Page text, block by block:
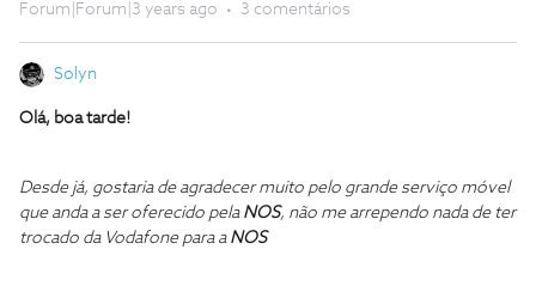
Forum|Forum|3 years ago 3 comentários
Solyn
Olá, boa tarde!
Desde já, gostaria de agradecer muito pelo grande serviço móvel
que anda a ser oferecido pela NOS, não me arrependo nada de ter
trocado da Vodafone para a NOS